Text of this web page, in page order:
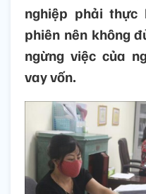
nghiệp phải thực
phiên nên không
ngừng việc của
vay vốn.